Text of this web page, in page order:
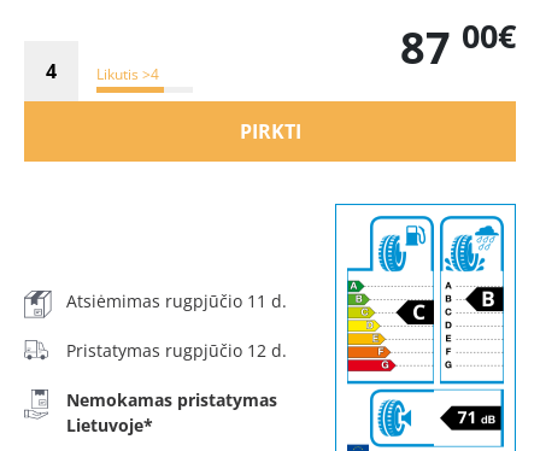
Likutis >4 87 00€
PIRKTI
Atsiėmimas rugpjūčio 11 d.
Pristatymas rugpjūčio 12 d.
Nemokamas pristatymas
Lietuvoje*